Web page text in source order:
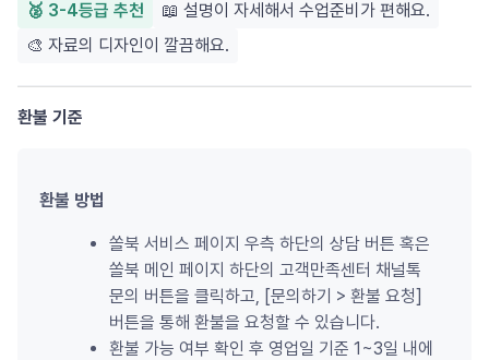
🥈 3-4등급 추천
📖 설명이 자세해서 수업준비가 편해요.
🎨 자료의 디자인이 깔끔해요.
환불 기준
환불 방법
쏠북 서비스 페이지 우측 하단의 상담 버튼 혹은
쏠북 메인 페이지 하단의 고객만족센터 채널톡
문의 버튼을 클릭하고, [문의하기 > 환불 요청]
버튼을 통해 환불을 요청할 수 있습니다.
환불 가능 여부 확인 후 영업일 기준 1~3일 내에